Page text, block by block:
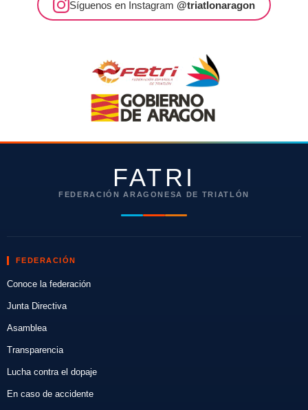
Síguenos en Instagram @triatlonaragon
FATRI
FEDERACIÓN ARAGONESA DE TRIATLÓN
FEDERACIÓN
Conoce la federación
Junta Directiva
Asamblea
Transparencia
Lucha contra el dopaje
En caso de accidente